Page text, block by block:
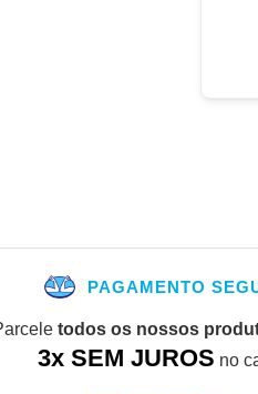
PAGAMENTO
todos os nossos
3x SEM JUROS no